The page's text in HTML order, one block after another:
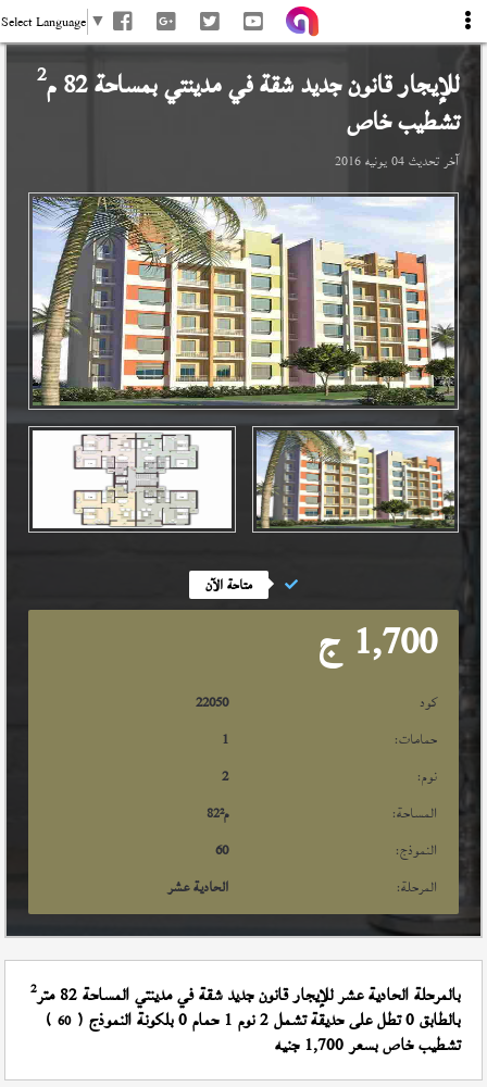
Select Language ▼
للإيجار قانون جديد شقة فيمدينتيبمساحة 82 م 2
تشطيب خاص
آخر تحديث04 يونيه 2016
متاحة الآن
1,700 ج
كود
22050
حمامات:
1
نوم:
2
المساحة:
82م²
النموذج:
60
المرحلة:
الحادية عشر
بالمرحلة الحادية عشر للإيجار قانون جديد شقة في مدينتي المساحة 82 متر 2
بالطابق 0 تطل على حديقة تشمل 2 نوم 1 حمام 0 بلكونة النموذج ( 60
)
تشطيب خاص بسعر 1,700 جنيه